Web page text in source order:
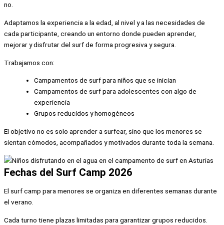
no.
Adaptamos la experiencia a la edad, al nivel y a las necesidades de
cada participante, creando un entorno donde pueden aprender,
mejorar y disfrutar del surf de forma progresiva y segura.
Trabajamos con:
Campamentos de surf para niños que se inician
Campamentos de surf para adolescentes con algo de
experiencia
Grupos reducidos y homogéneos
El objetivo no es solo aprender a surfear, sino que los menores se
sientan cómodos, acompañados y motivados durante toda la semana.
Fechas del Surf Camp 2026
El surf camp para menores se organiza en diferentes semanas durante
el verano.
Cada turno tiene plazas limitadas para garantizar grupos reducidos.